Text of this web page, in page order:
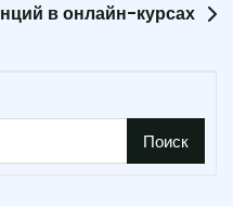
в онлайн-курсах
Поиск